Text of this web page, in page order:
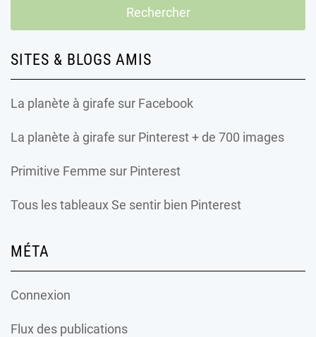
SITES & BLOGS AMIS
La planète à girafe sur Facebook
La planète à girafe sur Pinterest + de 700 images
Primitive Femme sur Pinterest
Tous les tableaux Se sentir bien Pinterest
MÉTA
Connexion
Flux des publications